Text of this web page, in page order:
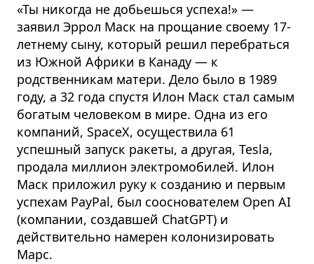
«Ты никогда не добьешься успеха!» —
заявил Эррол Маск на прощание своему 17-
летнему сыну, который решил перебраться
из Южной Африки в Канаду — к
родственникам матери. Дело было в 1989
году, а 32 года спустя Илон Маск стал самым
богатым человеком в мире. Одна из его
компаний, SpaceX, осуществила 61
успешный запуск ракеты, а другая, Tesla,
продала миллион электромобилей. Илон
Маск приложил руку к созданию и первым
успехам PayPal, был со­основателем Open AI
(компании, создавшей ChatGPT) и
действительно намерен колонизировать
Марс.